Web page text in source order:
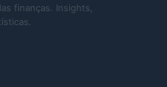
finanças. Insights,